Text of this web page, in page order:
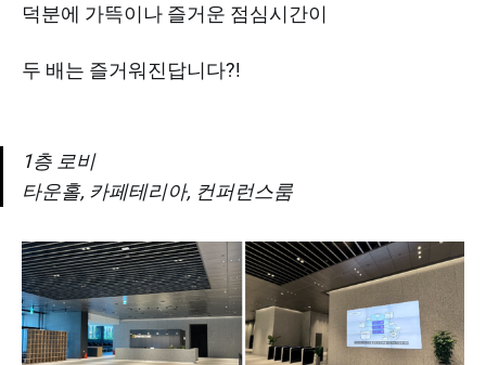
덕분에 가뜩이나 즐거운 점심시간이
두 배는 즐거워진답니다?!
1층 로비
타운홀, 카페테리아, 컨퍼런스룸